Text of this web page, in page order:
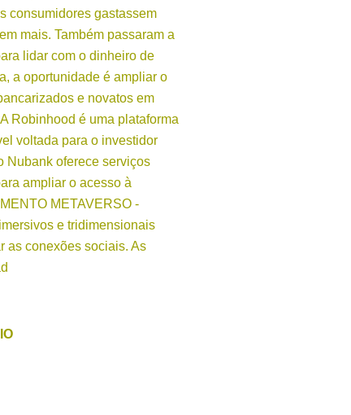
consumidores gastassem
mais. Também passaram a
lidar com o dinheiro de
a oportunidade é ampliar o
e novatos em
Robinhood é uma plataforma
voltada para o investidor
Nubank oferece serviços
ampliar o acesso à
METAVERSO -
e tridimensionais
as conexões sociais. As